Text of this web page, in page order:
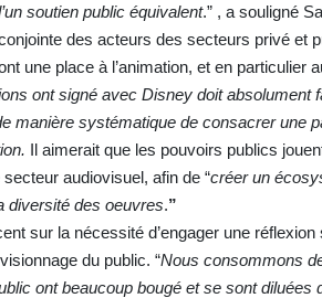
soutien public équivalent.” , a souligné
des acteurs des secteurs privé et
une place à l’animation, et en particulier
ont signé avec Disney doit absolument
manière systématique de consacrer une
Il aimerait que les pouvoirs publics
audiovisuel, afin de “créer un
diversité des oeuvres.”
sur la nécessité d’engager une réflexion
du public. “Nous consommons
ont beaucoup bougé et se sont diluées